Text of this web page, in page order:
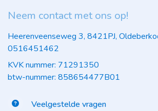
Neem contact met ons op!
Heerenveenseweg 3, 8421PJ,
0516451462
KVK nummer: 71291350
btw-nummer: 858654477B01
Veelgestelde vragen